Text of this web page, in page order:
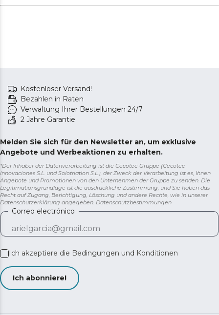
Kostenloser Versand!
Bezahlen in Raten
Verwaltung Ihrer Bestellungen 24/7
2 Jahre Garantie
Melden Sie sich für den Newsletter an, um exklusive
Angebote und Werbeaktionen zu erhalten.
*Der Inhaber der Datenverarbeitung ist die Cecotec-Gruppe (Cecotec
Innovaciones S.L. und Solotriatlon S.L.), der Zweck der Verarbeitung ist es, Ihnen
Angebote und Promotionen von den Unternehmen der Gruppe zu senden. Die
Legitimationsgrundlage ist die ausdrückliche Zustimmung, und Sie haben das
Recht auf Zugang, Berichtigung, Löschung und andere Rechte, wie in unserer
Datenschutzerklärung angegeben. Datenschutzbestimmungen
Correo electrónico
Ich akzeptiere die Bedingungen und Konditionen
Ich abonniere!